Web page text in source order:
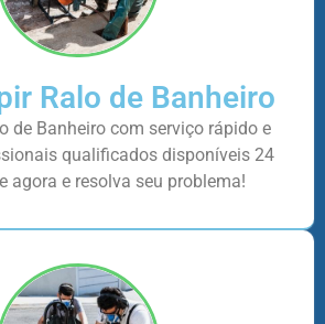
Ralo de Banheiro
de Banheiro com serviço rápido e
qualificados disponíveis 24
agora e resolva seu problema!